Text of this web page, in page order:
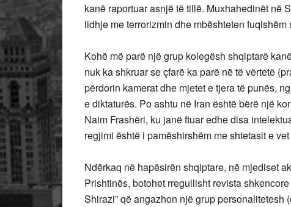
kanë raportuar asnjë të tillë. Muxhahedinët në
lidhje me terrorizmin dhe mbështeten
Kohë më parë një grup kolegësh shqiptarë
nuk ka shkruar se çfarë ka parë në të vërtetë
përdorin kamerat dhe mjetet e tjera të punës,
e diktaturës. Po ashtu në Iran është bërë një
Naim Frashëri, ku janë ftuar edhe disa
regjimi është i pamëshirshëm me shtetasit e
Ndërkaq në hapësirën shqiptare, në mjediset
Prishtinës, botohet rregullisht revista
Shirazi” që angazhon një grup